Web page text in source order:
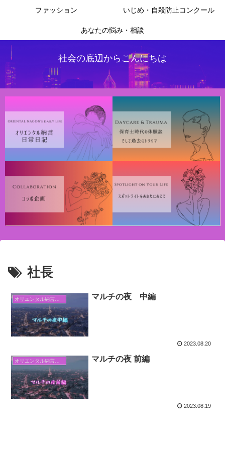
社会の底辺からこんにちは
ファッション いじめ・自殺防止コンクール
あなたの悩み・相談
社長
オリエンタル納言日常日記 マルチの夜 中編
2023.08.20
オリエンタル納言日常日記 マルチの夜 前編
2023.08.19